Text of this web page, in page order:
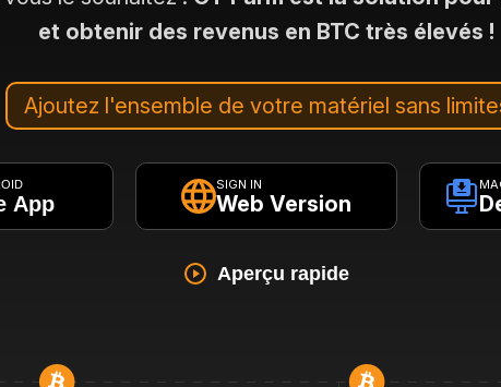
et obtenir des revenus en BTC très élevés !
Ajoutez l'ensemble de votre matériel sans
App
SIGN IN
Web Version
Aperçu rapide